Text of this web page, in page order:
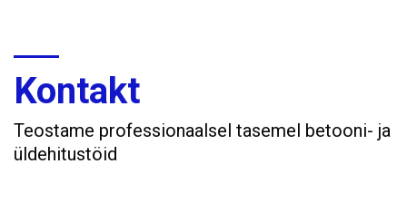
Kontakt
Teostame professionaalsel tasemel betooni- ja
üldehitustöid